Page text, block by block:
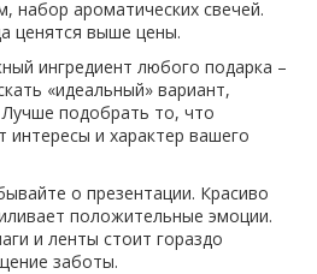
набор ароматических свечей.
ценятся выше цены.
ингредиент любого подарка –
«идеальный» вариант,
подобрать то, что
интересы и характер вашего
о презентации. Красиво
положительные эмоции.
и ленты стоит гораздо
заботы.